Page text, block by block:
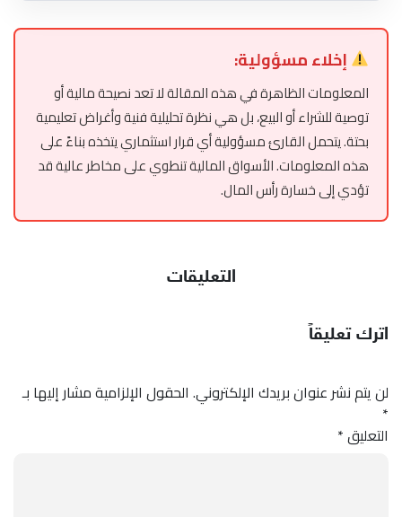
إخلاء مسؤولية:
المعلومات الظاهرة في هذه المقالة لا تعد نصيحة مالية أو
توصية للشراء أو البيع، بل هي نظرة تحليلية فنية وأغراض تعليمية
بحتة. يتحمل القارئ مسؤولية أي قرار استثماري يتخذه بناءً على
هذه المعلومات. الأسواق المالية تنطوي على مخاطر عالية قد
تؤدي إلى خسارة رأس المال.
التعليقات
اترك تعليقاً
لن يتم نشر عنوان بريدك الإلكتروني. الحقول الإلزامية مشار إليها بـ
*
التعليق*